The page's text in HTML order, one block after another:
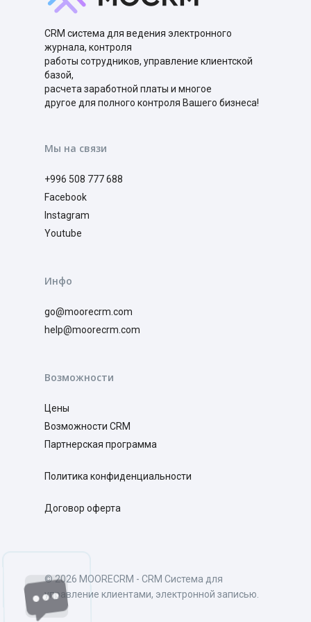
CRM система для ведения электронного
журнала, контроля
работы сотрудников, управление клиентской
базой,
расчета заработной платы и многое
другое для полного контроля Вашего бизнеса!
Мы на связи
+996 508 777 688
Facebook
Instagram
Youtube
Инфо
go@moorecrm.com
help@moorecrm.com
Возможности
Цены
Возможности CRM
Партнерская программа
Политика конфиденциальности
Договор оферта
© 2026 MOORECRM - CRM Система для
управление клиентами, электронной записью.